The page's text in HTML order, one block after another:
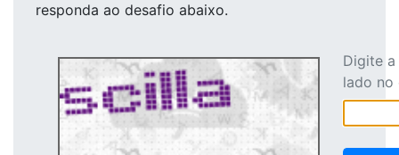
responda ao desafio abaixo.
Digite
lado no